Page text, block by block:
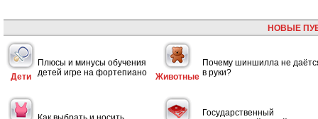
НОВЫЕ
Дети
Плюсы и минусы обучения
детей игре на фортепиано
Животные
Почему шиншилла не
в руки?
Государственный